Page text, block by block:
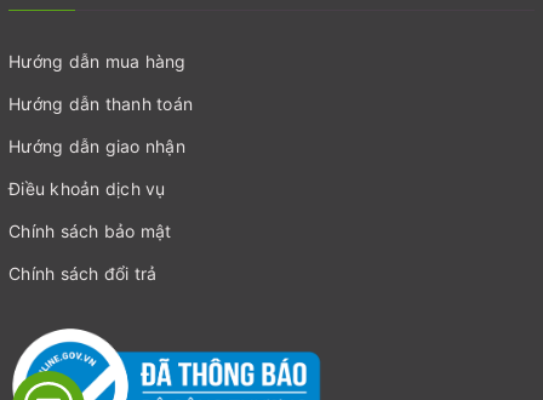
Hướng dẫn mua hàng
Hướng dẫn thanh toán
Hướng dẫn giao nhận
Điều khoản dịch vụ
Chính sách bảo mật
Chính sách đổi trả